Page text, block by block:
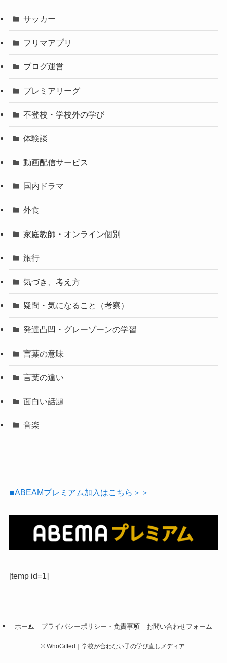
サッカー
フリマアプリ
ブログ運営
プレミアリーグ
不登校・学校外の学び
体験談
動画配信サービス
国内ドラマ
外食
家庭教師・オンライン個別
旅行
気づき、考え方
疑問・気になること（考察）
発達凸凹・グレーゾーンの学習
言葉の意味
言葉の違い
面白い話題
音楽
■ABEAMプレミアム加入はこちら＞＞
[temp id=1]
ホーム プライバシーポリシー・免責事項 お問い合わせフォーム
© WhoGifted｜学校が合わない子の学び直しメディア.